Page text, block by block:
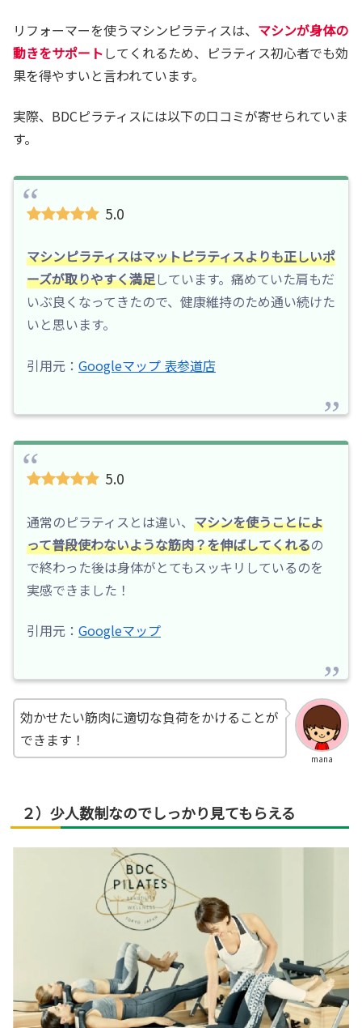
リフォーマーを使うマシンピラティスは、 マシンが身体の
動きをサポートしてくれるため、ピラティス初心者でも効
果を得やすいと言われています。
実際、BDCピラティスには以下の口コミが寄せられていま
す。
5.0
マシンピラティスはマットピラティスよりも正しいポ
ーズが取りやすく満足しています。痛めていた肩もだ
いぶ良くなってきたので、健康維持のため通い続けた
いと思います。
引用元： Googleマップ 表参道店
5.0
通常のピラティスとは違い、 マシンを使うことによ
って普段使わないような筋肉？を伸ばしてくれるの
で終わった後は身体がとてもスッキリしているのを
実感できました！
引用元： Googleマップ
mana
効かせたい筋肉に適切な負荷をかけることが
できます！
２）少人数制なのでしっかり見てもらえる